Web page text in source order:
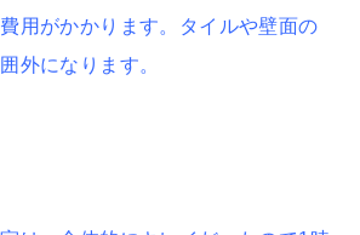
用がかかります。タイルや壁面の
外になります。